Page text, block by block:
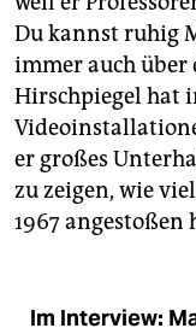
Du kannst ruhig
immer auch über
Hirschpiegel hat
er großes
zu zeigen, wie
1967 angestoßen
Im Interview: